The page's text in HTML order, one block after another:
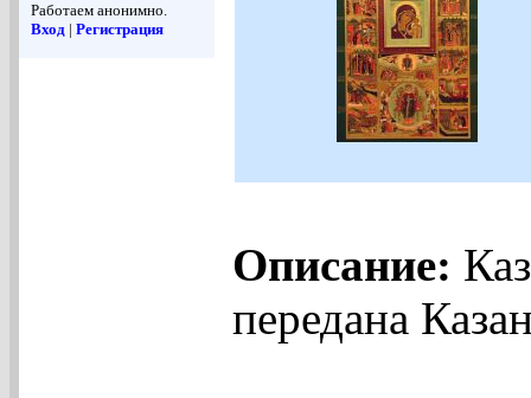
Работаем анонимно.
Вход | Регистрация
Описание:
передана